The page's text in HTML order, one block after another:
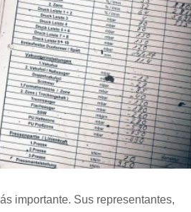
importante. Sus representantes,